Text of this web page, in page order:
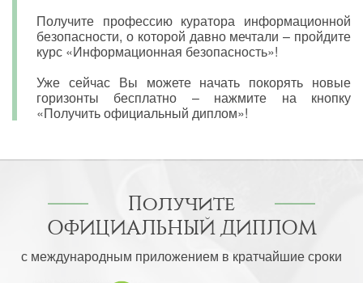
Получите профессию куратора информационной
безопасности, о которой давно мечтали – пройдите
курс «Информационная безопасность»!
Уже сейчас Вы можете начать покорять новые
горизонты бесплатно – нажмите на кнопку
«Получить официальный диплом»!
Получите
ОФИЦИАЛЬНЫЙ ДИПЛОМ
с международным приложением в кратчайшие сроки